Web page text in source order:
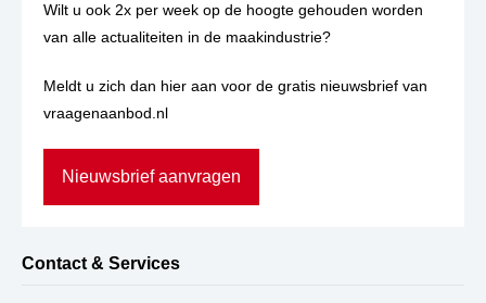
Wilt u ook 2x per week op de hoogte gehouden worden
van alle actualiteiten in de maakindustrie?
Meldt u zich dan hier aan voor de gratis nieuwsbrief van
vraagenaanbod.nl
Nieuwsbrief aanvragen
Contact & Services